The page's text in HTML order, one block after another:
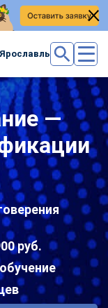
Ярославль
—
руб.